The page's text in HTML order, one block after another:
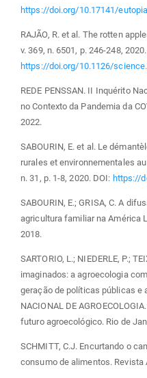
https://doi.org/10.17141/
RAJÃO, R. et al. The rotten
v. 369, n. 6501, p. 246-248,
https://doi.org/10.1126/
REDE PENSSAN. II Inquérito
no Contexto da Pandemia da
2022.
SABOURIN, E. et al. Le
rurales et environnementales
n. 31, p. 1-8, 2020. DOI: https://
SABOURIN, E.; GRISA, C. A
agricultura familiar na América
2018.
SARTORIO, L.; NIEDERLE, P.;
imaginados: a agroecologia
geração de políticas públicas e
NACIONAL DE
futuro agroecológico. Rio de
SCHMITT, C.J. Encurtando o
consumo de alimentos. Revista